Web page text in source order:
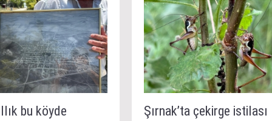
bu köyde
Şırnak’ta çekirge istilası